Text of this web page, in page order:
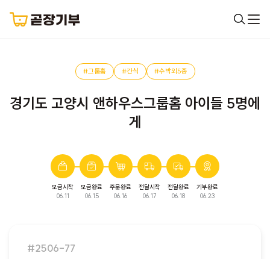
#그룹홈 #간식 #수박외5종
경기도 고양시 앤하우스그룹홈 아이들 5명에
게
모금시작
06.11
모금완료
06.15
주문완료
06.16
전달시작
06.17
전달완료
06.18
기부완료
06.23
완료된 모금입니다. 다음 모금에서 만나요!
#2506-77